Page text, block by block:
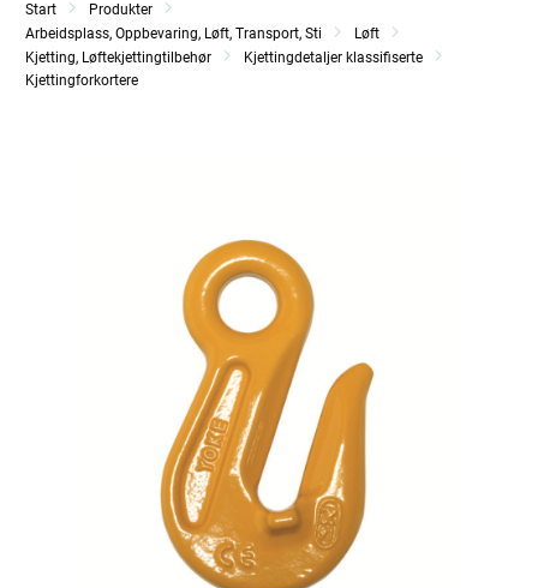
Start
Produkter
Arbeidsplass, Oppbevaring, Løft, Transport, Sti
Løft
Kjetting, Løftekjettingtilbehør
Kjettingdetaljer klassifiserte
Kjettingforkortere